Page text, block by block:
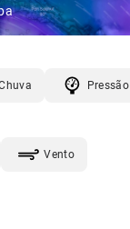
Pressão
Vento